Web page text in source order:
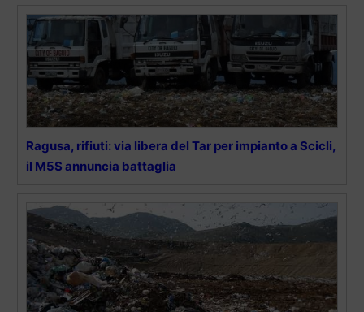
Ragusa, rifiuti: via libera del Tar per impianto a Scicli,
il M5S annuncia battaglia